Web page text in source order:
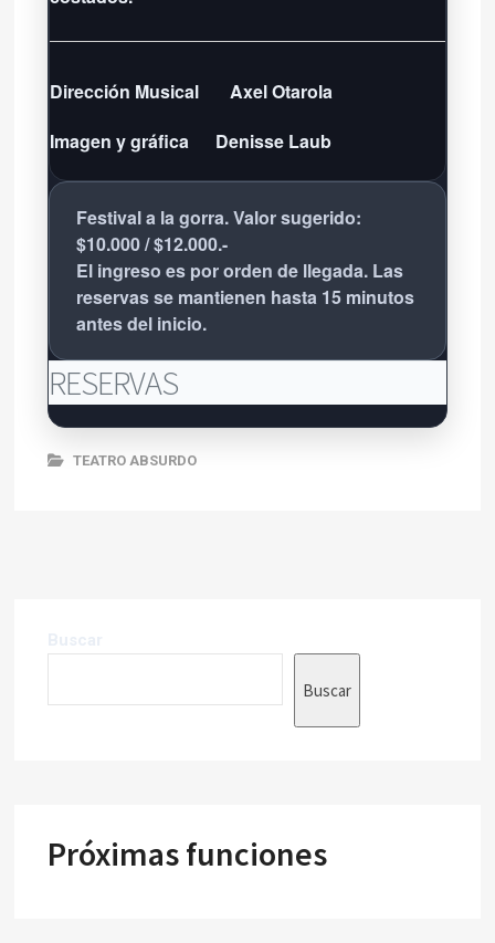
Dirección Musical Axel Otarola
Imagen y gráfica Denisse Laub
Festival a la gorra. Valor sugerido:
$10.000 / $12.000.-
El ingreso es por orden de llegada. Las
reservas se mantienen hasta 15 minutos
antes del inicio.
RESERVAS
TEATRO ABSURDO
Buscar
Próximas funciones